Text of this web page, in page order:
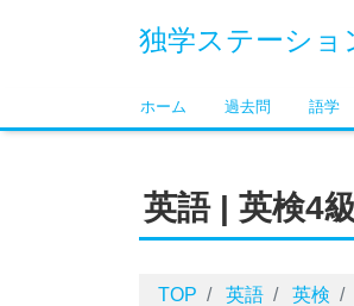
独学ステーショ
ホーム 過去問 語学
英語 | 英検4
TOP 英語 英検